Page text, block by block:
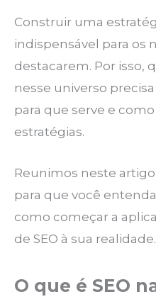
Construir uma
indispensável para os
destacarem. Por isso,
nesse universo
para que serve e
estratégias.
Reunimos neste
para que você
como começar a
de SEO à sua
O que é SEO